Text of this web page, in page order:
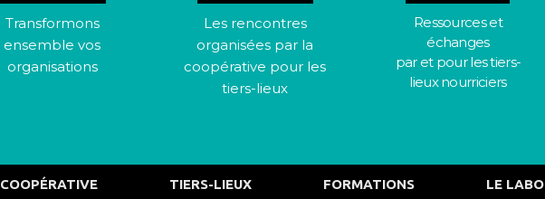
Transformons
ensemble vos
organisations
Les rencontres
organisées par la
coopérative pour les
tiers-lieux
Ressources et
échanges
par et pour les tiers-
lieux nourriciers
COOPÉRATIVE TIERS-LIEUX FORMATIONS LE LABO